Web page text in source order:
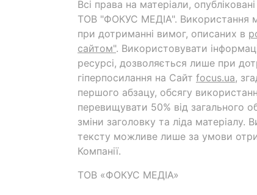
Всі права на матеріали,
ТОВ "ФОКУС МЕДІА". Використання
при дотриманні вимог, описаних в
сайтом". Використовувати
ресурсі, дозволяється лише при
гіперпосилання на Cайт focus.ua,
першого абзацу, обсягу
перевищувати 50% від загального
зміни заголовку та ліда матеріалу.
тексту можливе лише за умови
Компанії.
ТОВ «ФОКУС МЕДІА»